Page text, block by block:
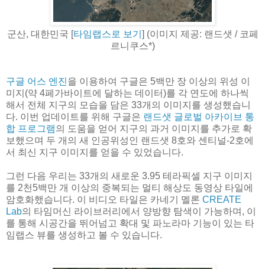
군산, 대한민국 [타임랩스로 보기 ] (이미지 제공: 랜드샛 / 코페
르니쿠스*)
구글 어스 엔진을 이용하여 구글은 5백만 장 이상의 위성 이
미지(약 4페가바이트에 달하는 데이터)를 각 연도에 하나씩
해서 전체 지구의 모습을 담은 33개의 이미지를 생성했습니
다. 이번 업데이트를 위해 구글은 랜드샛 글로벌 아카이브 통
합 프로그램의 도움을 얻어 지구의 과거 이미지를 추가로 확
보했으며 두 개의 새 인공위성인 랜드샛 8호와 센티널-2호에
서 최신 지구 이미지를 얻을 수 있었습니다.
그런 다음 우리는 33개의 새로운 3.95 테라픽셀 지구 이미지
를 2천5백만 개 이상의 중복되는 멀티 해상도 동영상 타일에
암호화했습니다. 이 비디오 타일은 카네기 멜론 CREATE
Lab의 타임머신 라이브러리에서 양방향 탐색이 가능하며, 이
를 통해 시공간을 뛰어넘고 확대 및 파노라마 기능이 있는 타
임랩스 뷰를 생성하고 볼 수 있습니다.